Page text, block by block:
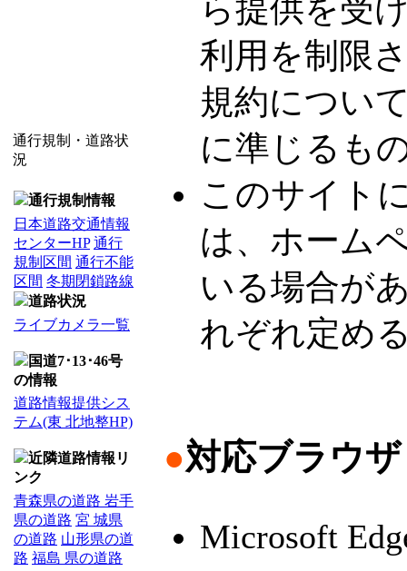
通行規制・道路状
況
通行規制情報
日本道路交通情報
センターHP 通行
規制区間 通行不能
区間 冬期閉鎖路線
道路状況
ライブカメラ一覧
国道7･13･46号
の情報
道路情報提供シス
テム(東 北地整HP)
近隣道路情報リ
ンク
青森県の道路 岩手
県の道路 宮 城県
の道路 山形県の道
路 福島 県の道路
ら提供を受
利用を制限
規約につい
に準じるも
このサイト
は、ホーム
いる場合が
れぞれ定め
●対応ブラウザ
Microsoft